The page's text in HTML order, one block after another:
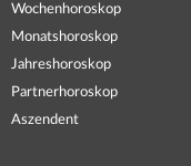
Wochenhoroskop
Monatshoroskop
Jahreshoroskop
Partnerhoroskop
Aszendent